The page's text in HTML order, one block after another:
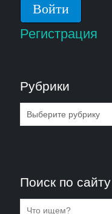
Регистрация
Рубрики
Рубрики
Поиск по сайту